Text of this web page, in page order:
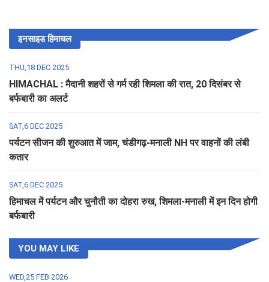
इनसाइड हिमाचल
THU,18 DEC 2025
HIMACHAL : मैदानी शहरों से गर्म रही शिमला की रात, 20 दिसंबर से
बर्फबारी का अलर्ट
SAT,6 DEC 2025
पर्यटन सीजन की शुरुआत में जाम, चंडीगढ़-मनाली NH पर वाहनों की लंबी
कतार
SAT,6 DEC 2025
हिमाचल में पर्यटन और चुनौती का दोहरा रुख, शिमला-मनाली में इन दिन होगी
बर्फबारी
YOU MAY LIKE
WED,25 FEB 2026